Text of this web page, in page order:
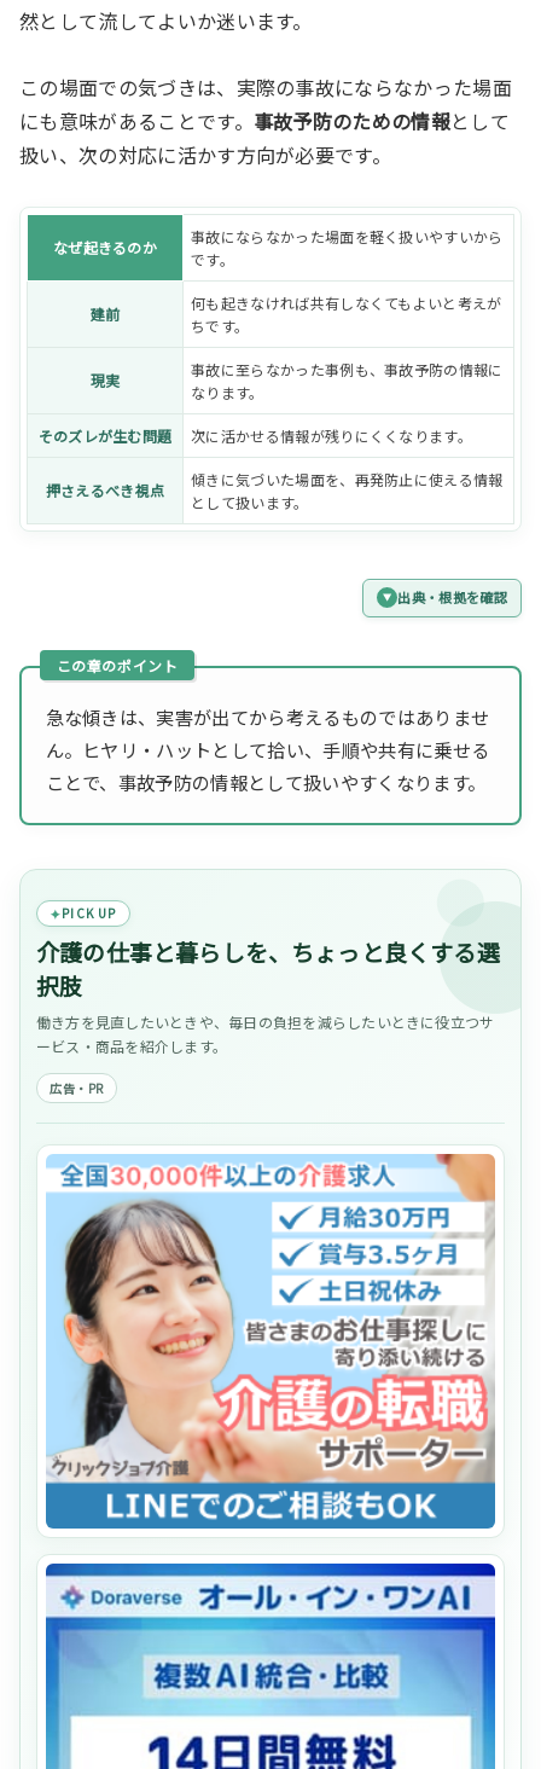
然として流してよいか迷います。
この場面での気づきは、実際の事故にならなかった場面
にも意味があることです。 事故予防のための情報として
扱い、次の対応に活かす方向が必要です。
なぜ起きるのか
事故にならなかった場面を軽く扱いやすいから
です。
建前
何も起きなければ共有しなくてもよいと考えが
ちです。
現実
事故に至らなかった事例も、事故予防の情報に
なります。
そのズレが生む問題 次に活かせる情報が残りにくくなります。
押さえるべき視点
傾きに気づいた場面を、再発防止に使える情報
として扱います。
出典・根拠を確認
急な傾きは、実害が出てから考えるものではありませ
ん。ヒヤリ・ハットとして拾い、手順や共有に乗せる
ことで、事故予防の情報として扱いやすくなります。
PICK UP
介護の仕事と暮らしを、ちょっと良くする選
択肢
働き方を見直したいときや、毎日の負担を減らしたいときに役立つサ
ービス・商品を紹介します。
広告・PR